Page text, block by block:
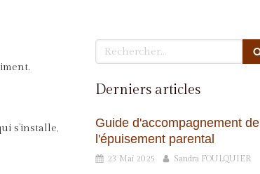
s’installe,
Rechercher
Derniers articles
Guide d'accompagnement de
l'épuisement parental
23 Mai 2025 Sandra FOULQUIER